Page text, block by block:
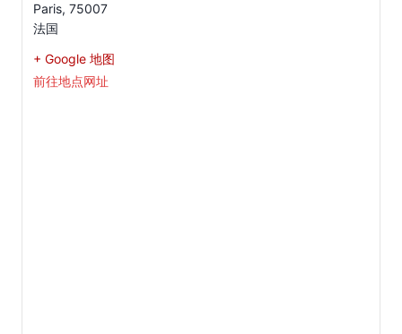
Paris, 75007
法国
+ Google 地图
前往地点网址